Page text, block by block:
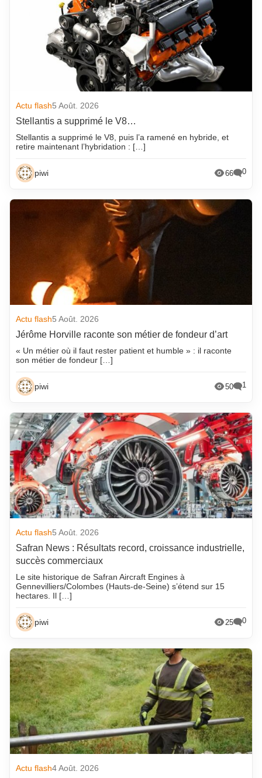
Actu flash5 Août. 2026
Stellantis a supprimé le V8…
Stellantis a supprimé le V8, puis l’a ramené en hybride, et
retire maintenant l’hybridation : […]
piwi 66 0
Actu flash5 Août. 2026
Jérôme Horville raconte son métier de fondeur d’art
« Un métier où il faut rester patient et humble » : il raconte
son métier de fondeur […]
piwi 50 1
Actu flash5 Août. 2026
Safran News : Résultats record, croissance industrielle,
succès commerciaux
Le site historique de Safran Aircraft Engines à
Gennevilliers/Colombes (Hauts-de-Seine) s’étend sur 15
hectares. Il […]
piwi 25 0
Actu flash4 Août. 2026